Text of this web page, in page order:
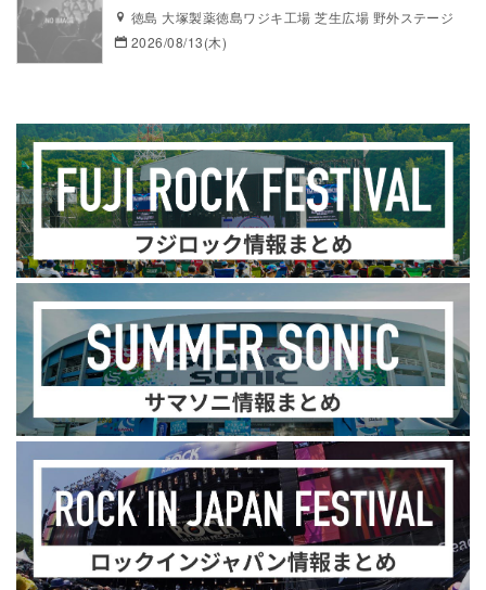
徳島 大塚製薬徳島ワジキ工場 芝生広場 野外ステージ
2026/08/13(木)